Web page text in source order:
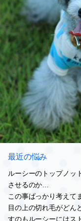
最近の悩み
ルーシーのトップノッ
させるのか…
この事ばっかり考えて
目の上の切れ毛がどん
すのもルーシーにはス